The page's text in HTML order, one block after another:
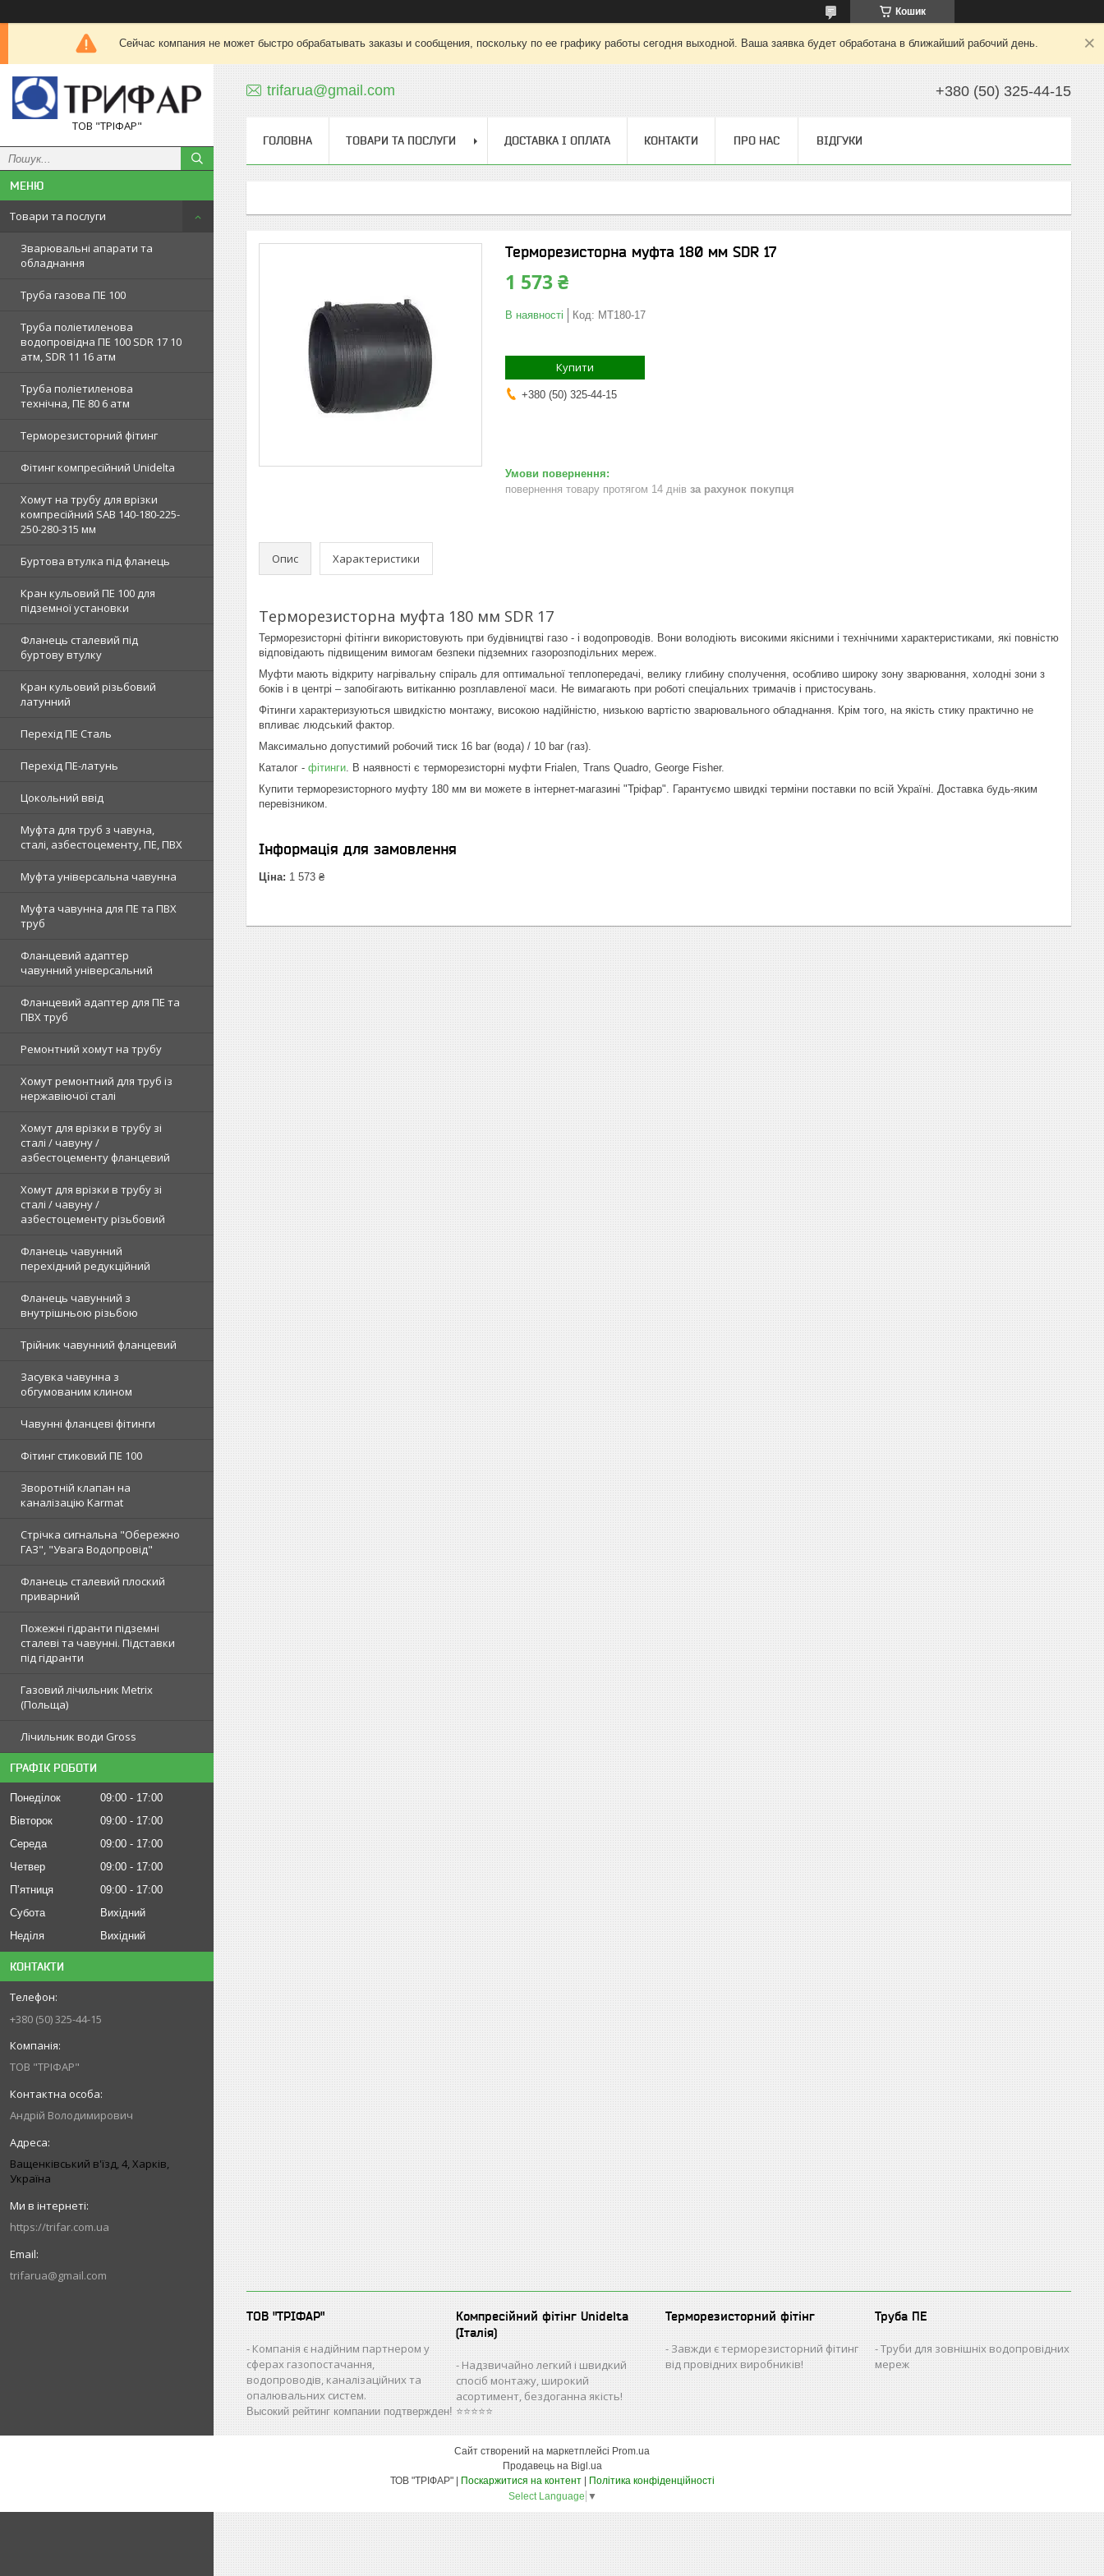
Кошик
Сейчас компания не может быстро обрабатывать заказы и сообщения, поскольку по ее графику работы сегодня выходной. Ваша заявка будет обработана в ближайший рабочий день.
ТОВ "ТРІФАР"
Товари та послуги
Зварювальні апарати та
обладнання
Труба газова ПЕ 100
Труба поліетиленова
водопровідна ПЕ 100 SDR 17 10
атм, SDR 11 16 атм
Труба поліетиленова
технічна, ПЕ 80 6 атм
Терморезисторний фітинг
Фітинг компресійний Unidelta
Хомут на трубу для врізки
компресійний SAB 140-180-225-
250-280-315 мм
Буртова втулка під фланець
Кран кульовий ПЕ 100 для
підземної установки
Фланець сталевий під
буртову втулку
Кран кульовий різьбовий
латунний
Перехід ПЕ Сталь
Перехід ПЕ-латунь
Цокольний ввід
Муфта для труб з чавуна,
сталі, азбестоцементу, ПЕ, ПВХ
Муфта універсальна чавунна
Муфта чавунна для ПЕ та ПВХ
труб
Фланцевий адаптер
чавунний універсальний
Фланцевий адаптер для ПЕ та
ПВХ труб
Ремонтний хомут на трубу
Хомут ремонтний для труб із
нержавіючої сталі
Хомут для врізки в трубу зі
сталі / чавуну /
азбестоцементу фланцевий
Хомут для врізки в трубу зі
сталі / чавуну /
азбестоцементу різьбовий
Фланець чавунний
перехідний редукційний
Фланець чавунний з
внутрішньою різьбою
Трійник чавунний фланцевий
Засувка чавунна з
обгумованим клином
Чавунні фланцеві фітинги
Фітинг стиковий ПЕ 100
Зворотній клапан на
каналізацію Karmat
Стрічка сигнальна "Обережно
ГАЗ", "Увага Водопровід"
Фланець сталевий плоский
приварний
Пожежні гідранти підземні
сталеві та чавунні. Підставки
під гідранти
Газовий лічильник Metrix
(Польща)
Лічильник води Gross
ГРАФІК РОБОТИ
Понеділок 09:00
17:00
Вівторок
09:00
17:00
Середа
09:00
17:00
Четвер
09:00
17:00
Пʼятниця
09:00
17:00
Субота
Вихідний
Неділя
Вихідний
КОНТАКТИ
+380 (50) 325-44-15
ТОВ "ТРІФАР"
Андрій Володимирович
Ващенківський в'їзд, 4, Харків,
Україна
https://trifar.com.ua
trifarua@gmail.com
trifarua@gmail.com +380 (50) 325-44-15
ГОЛОВНА ТОВАРИ ТА ПОСЛУГИ ДОСТАВКА І ОПЛАТА КОНТАКТИ ПРО НАС ВІДГУКИ
Терморезисторна муфта 180 мм SDR 17
1 573 ₴
В наявності Код: МТ180-17
Купити
+380 (50) 325-44-15
повернення товару протягом 14 днів за рахунок покупця
Опис Характеристики
Терморезисторна муфта 180 мм SDR 17
Терморезисторні фітінги використовують при будівництві газо - і водопроводів. Вони володіють високими якісними і технічними характеристиками, які повністю
відповідають підвищеним вимогам безпеки підземних газорозподільних мереж.
Муфти мають відкриту нагрівальну спіраль для оптимальної теплопередачі, велику глибину сполучення, особливо широку зону зварювання, холодні зони з
боків і в центрі – запобігають витіканню розплавленої маси. Не вимагають при роботі спеціальних тримачів і пристосувань.
Фітинги характеризуються швидкістю монтажу, високою надійністю, низькою вартістю зварювального обладнання. Крім того, на якість стику практично не
впливає людський фактор.
Максимально допустимий робочий тиск 16 bar (вода) / 10 bar (газ).
Каталог - фітинги. В наявності є терморезисторні муфти Frialen, Trans Quadro, George Fisher.
Купити терморезисторного муфту 180 мм ви можете в інтернет-магазині "Тріфар". Гарантуємо швидкі терміни поставки по всій Україні. Доставка будь-яким
перевізником.
Інформація для замовлення
Ціна: 1 573 ₴
ТОВ "ТРІФАР"
Компанія є надійним партнером у
сферах газопостачання,
водопроводів, каналізаційних та
опалювальних систем.
Компресійний фітінг Unidelta
(Італія)
Надзвичайно легкий і швидкий
спосіб монтажу, широкий
асортимент, бездоганна якість!
Терморезисторний фітінг
Завжди є терморезисторний фітинг
від провідних виробників!
Труба ПЕ
Труби для зовнішніх водопровідних
мереж
Высокий рейтинг компании подтвержден! ⭐⭐⭐⭐⭐
Сайт створений на маркетплейсі Prom.ua
Продавець на Bigl.ua
Поскаржитися на контент
Політика конфіденційності
Select Language ▼